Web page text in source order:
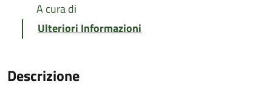
A cura di
Ulteriori Informazioni
Descrizione